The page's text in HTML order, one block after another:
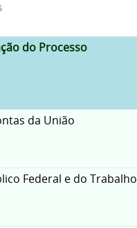
do Processo
da União
Federal e do Trabalho